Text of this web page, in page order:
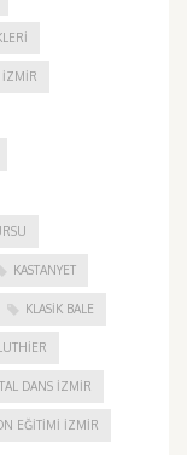
IZMIR
KASTANYET
KLASIK BALE
DANS İZMIR
EĞITIMI İZMIR